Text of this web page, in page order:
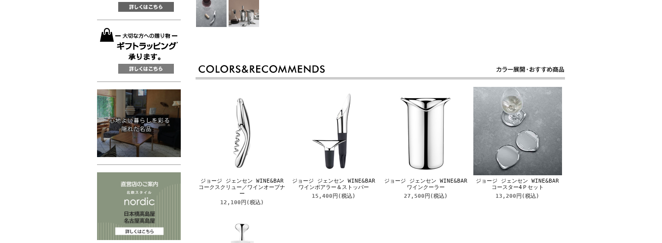
ジョージ ジェンセン WINE&BAR
コークスクリュー／ワインオープナ
ー
12,100円 (税込)
ジョージ ジェンセン WINE&BAR
ワインポアラー＆ストッパー
15,400円 (税込)
ジョージ ジェンセン WINE&BAR
ワインクーラー
27,500円 (税込)
ジョージ ジェンセン WINE&BAR
コースター4Ｐセット
13,200円 (税込)